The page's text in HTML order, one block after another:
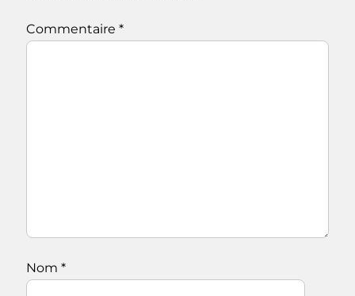
Commentaire *
Nom *